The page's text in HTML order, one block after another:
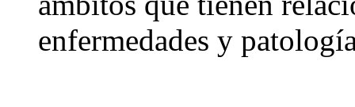
enfermedades y